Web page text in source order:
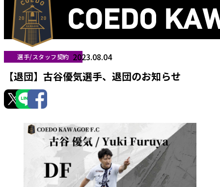
選手/スタッフ契約 2023.08.04
【退団】古谷優気選手、退団のお知らせ